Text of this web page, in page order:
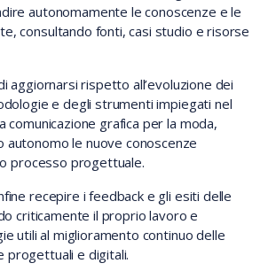
autonomamente le conoscenze e le
consultando fonti, casi studio e risorse
aggiornarsi rispetto all’evoluzione dei
e degli strumenti impiegati nel
comunicazione grafica per la moda,
le nuove conoscenze
processo progettuale.
recepire i feedback e gli esiti delle
criticamente il proprio lavoro e
utili al miglioramento continuo delle
progettuali e digitali.